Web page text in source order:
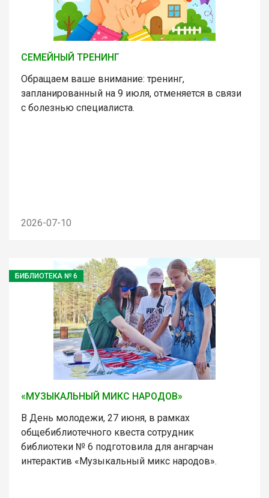
СЕМЕЙНЫЙ ТРЕНИНГ
Обращаем ваше внимание: тренинг,
запланированный на 9 июля, отменяется в связи
с болезнью специалиста.
2026-07-10
БИБЛИОТЕКА № 6
«МУЗЫКАЛЬНЫЙ МИКС НАРОДОВ»
В День молодежи, 27 июня, в рамках
общебиблиотечного квеста сотрудник
библиотеки № 6 подготовила для ангарчан
интерактив «Музыкальный микс народов».